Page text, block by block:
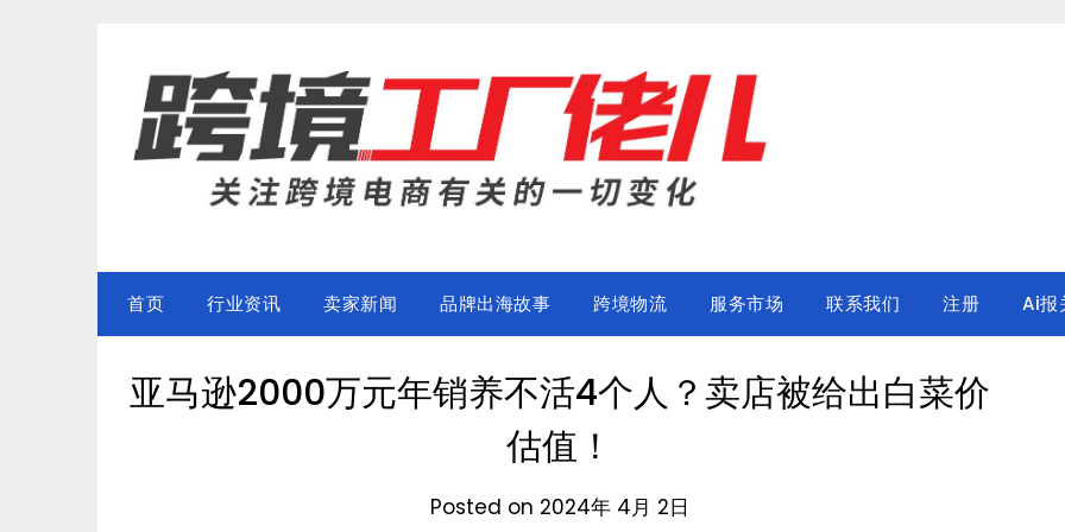
首页 行业资讯 卖家新闻 品牌出海故事 跨境物流 服务市场 联系我们 注册 Ai报
亚马逊2000万元年销养不活4个人？卖店被给出白菜价
估值！
Posted on 2024年 4月 2日